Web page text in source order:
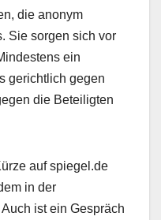
die anonym
Sie sorgen sich vor
ein
gerichtlich gegen
die Beteiligten
auf spiegel.de
in der
ist ein Gespräch